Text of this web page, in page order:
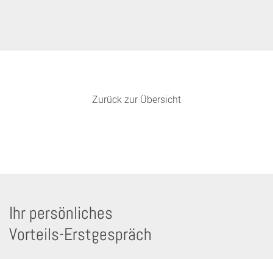
Zurück zur Übersicht
Ihr persönliches
Vorteils-Erstgespräch